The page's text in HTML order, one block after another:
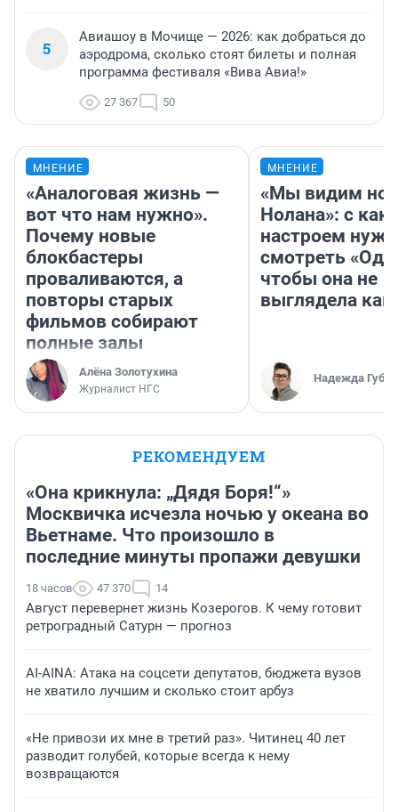
5
Авиашоу в Мочище — 2026: как добраться до
аэродрома, сколько стоят билеты и полная
программа фестиваля «Вива Авиа!»
27 367 50
МНЕНИЕ
«Аналоговая жизнь —
вот что нам нужно».
Почему новые
блокбастеры
проваливаются, а
повторы старых
фильмов собирают
полные залы
Алёна Золотухина
Журналист НГС
МНЕНИЕ
«Мы видим
Нолана»: с
настроем
смотреть
чтобы она не
выглядела как
Надежда
РЕКОМЕНДУЕМ
«Она крикнула: „Дядя Боря!“»
Москвичка исчезла ночью у океана во
Вьетнаме. Что произошло в
последние минуты пропажи девушки
18 часов 47 370 14
Август перевернет жизнь Козерогов. К чему готовит
ретроградный Сатурн — прогноз
AI-AINA: Атака на соцсети депутатов, бюджета вузов
не хватило лучшим и сколько стоит арбуз
«Не привози их мне в третий раз». Читинец 40 лет
разводит голубей, которые всегда к нему
возвращаются